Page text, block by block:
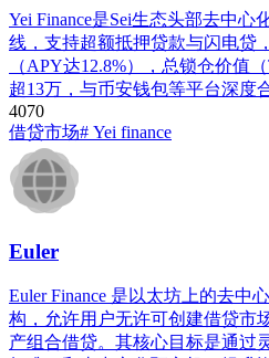
Yei Finance是Sei生态头部去中心
线，支持超额抵押贷款与闪电贷
（APY达12.8%），总锁仓价值
超13万，与币安钱包等平台深度
4070
借贷市场# Yei finance
Euler
Euler Finance 是以太坊上的去中
构，允许用户无许可创建借贷市
产组合借贷。其核心目标是通过